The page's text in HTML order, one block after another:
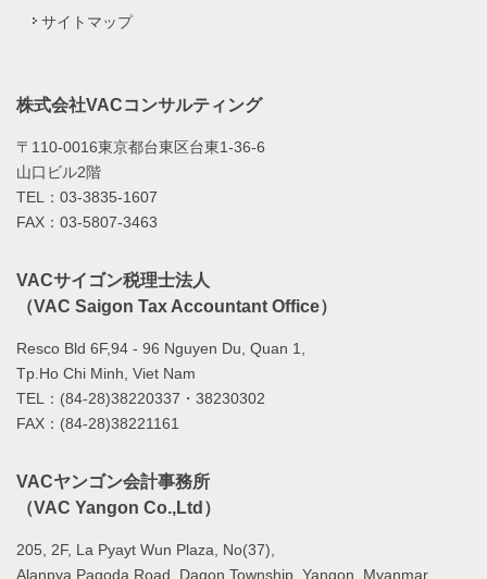
サイトマップ
株式会社VACコンサルティング
〒110-0016東京都台東区台東1-36-6
山口ビル2階
TEL：03-3835-1607
FAX：03-5807-3463
VACサイゴン税理士法人
（VAC Saigon Tax Accountant Office）
Resco Bld 6F,94 - 96 Nguyen Du, Quan 1,
Tp.Ho Chi Minh, Viet Nam
TEL：(84-28)38220337・38230302
FAX：(84-28)38221161
VACヤンゴン会計事務所
（VAC Yangon Co.,Ltd）
205, 2F, La Pyayt Wun Plaza, No(37),
Alanpya Pagoda Road, Dagon Township, Yangon ,Myanmar